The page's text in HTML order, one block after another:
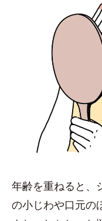
年齢を重ねると、
の小じわや口元の